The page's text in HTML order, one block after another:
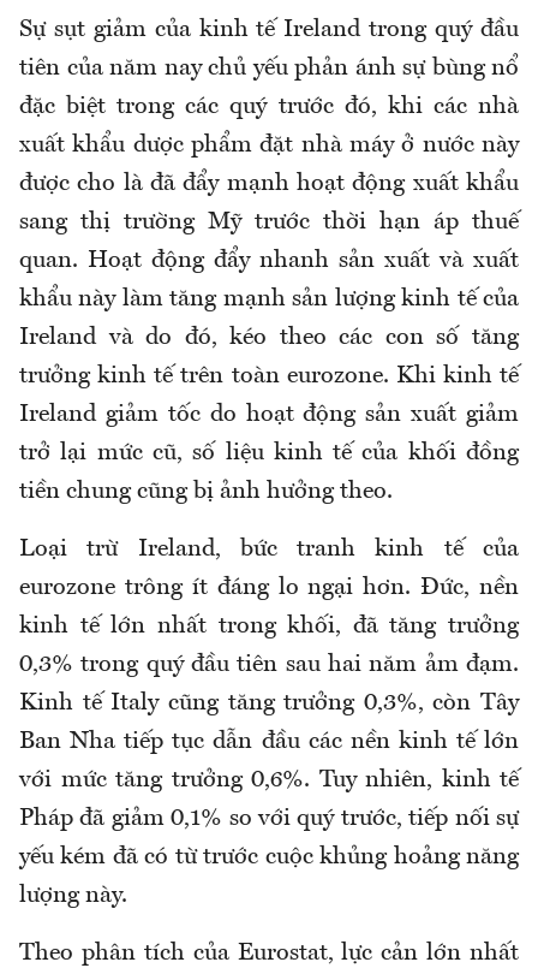
Sự sụt giảm của kinh tế Ireland trong quý đầu
tiên của năm nay chủ yếu phản ánh sự bùng nổ
đặc biệt trong các quý trước đó, khi các nhà
xuất khẩu dược phẩm đặt nhà máy ở nước này
được cho là đã đẩy mạnh hoạt động xuất khẩu
sang thị trường Mỹ trước thời hạn áp thuế
quan. Hoạt động đẩy nhanh sản xuất và xuất
khẩu này làm tăng mạnh sản lượng kinh tế của
Ireland và do đó, kéo theo các con số tăng
trưởng kinh tế trên toàn eurozone. Khi kinh tế
Ireland giảm tốc do hoạt động sản xuất giảm
trở lại mức cũ, số liệu kinh tế của khối đồng
tiền chung cũng bị ảnh hưởng theo.
Loại trừ Ireland, bức tranh kinh tế của
eurozone trông ít đáng lo ngại hơn. Đức, nền
kinh tế lớn nhất trong khối, đã tăng trưởng
0,3% trong quý đầu tiên sau hai năm ảm đạm.
Kinh tế Italy cũng tăng trưởng 0,3%, còn Tây
Ban Nha tiếp tục dẫn đầu các nền kinh tế lớn
với mức tăng trưởng 0,6%. Tuy nhiên, kinh tế
Pháp đã giảm 0,1% so với quý trước, tiếp nối sự
yếu kém đã có từ trước cuộc khủng hoảng năng
lượng này.
Theo phân tích của Eurostat, lực cản lớn nhất